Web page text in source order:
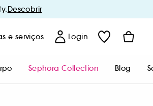
Descobrir
e serviços Login
Sephora Collection Blog